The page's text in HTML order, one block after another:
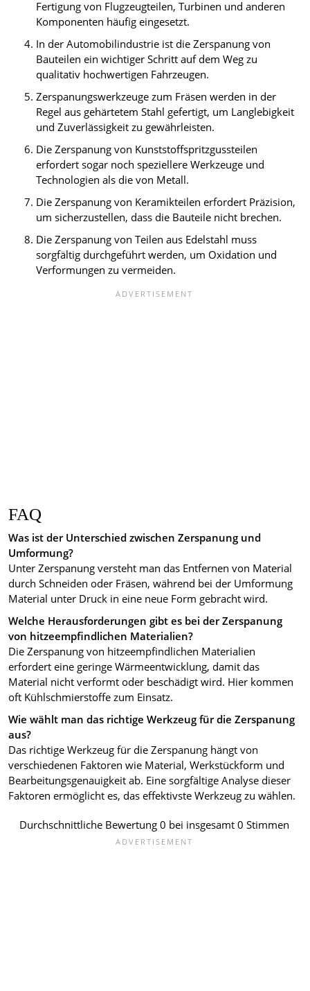
Fertigung von Flugzeugteilen, Turbinen und anderen
Komponenten häufig eingesetzt.
In der Automobilindustrie ist die Zerspanung von
Bauteilen ein wichtiger Schritt auf dem Weg zu
qualitativ hochwertigen Fahrzeugen.
Zerspanungswerkzeuge zum Fräsen werden in der
Regel aus gehärtetem Stahl gefertigt, um Langlebigkeit
und Zuverlässigkeit zu gewährleisten.
Die Zerspanung von Kunststoffspritzgussteilen
erfordert sogar noch speziellere Werkzeuge und
Technologien als die von Metall.
Die Zerspanung von Keramikteilen erfordert Präzision,
um sicherzustellen, dass die Bauteile nicht brechen.
Die Zerspanung von Teilen aus Edelstahl muss
sorgfältig durchgeführt werden, um Oxidation und
Verformungen zu vermeiden.
FAQ
Was ist der Unterschied zwischen Zerspanung und
Umformung?
Unter Zerspanung versteht man das Entfernen von Material
durch Schneiden oder Fräsen, während bei der Umformung
Material unter Druck in eine neue Form gebracht wird.
Welche Herausforderungen gibt es bei der Zerspanung
von hitzeempfindlichen Materialien?
Die Zerspanung von hitzeempfindlichen Materialien
erfordert eine geringe Wärmeentwicklung, damit das
Material nicht verformt oder beschädigt wird. Hier kommen
oft Kühlschmierstoffe zum Einsatz.
Wie wählt man das richtige Werkzeug für die Zerspanung
aus?
Das richtige Werkzeug für die Zerspanung hängt von
verschiedenen Faktoren wie Material, Werkstückform und
Bearbeitungsgenauigkeit ab. Eine sorgfältige Analyse dieser
Faktoren ermöglicht es, das effektivste Werkzeug zu wählen.
Durchschnittliche Bewertung0 bei insgesamt0 Stimmen